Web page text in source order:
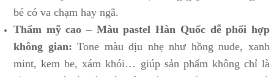
bé có va chạm hay ngã.
Thẩm mỹ cao – Màu pastel Hàn Quốc dễ phối hợp
không gian:Tone màu dịu nhẹ như hồng nude, xanh
mint, kem be, xám khói… giúp sản phẩm không chỉ là